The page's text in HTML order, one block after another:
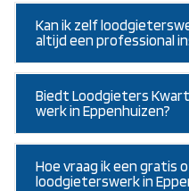
Kan ik zelf
altijd een professional
Biedt Loodgieters
werk in Eppenhuizen?
Hoe vraag ik een gratis
loodgieterswerk in